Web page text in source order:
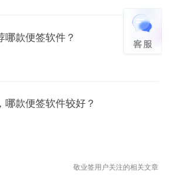
哪款便签软件？
哪款便签软件较好？
敬业签用户关注的相关文章